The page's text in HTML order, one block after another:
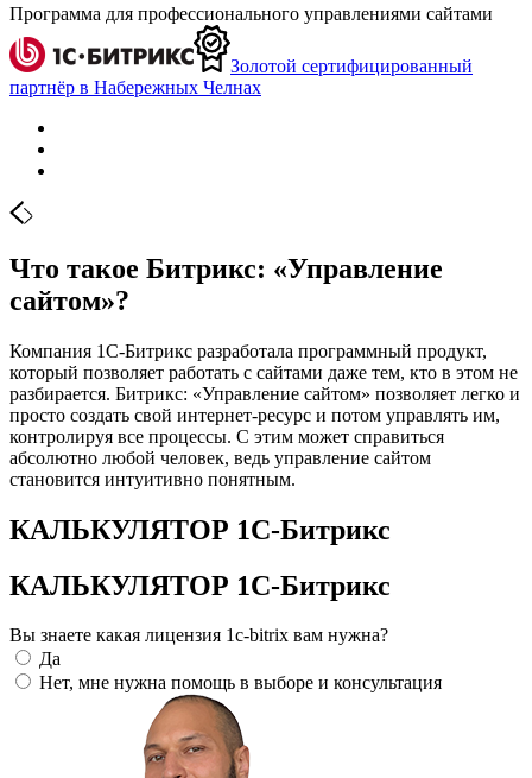
Программа для профессионального управлениями сайтами
Золотой сертифицированный
партнёр в Набережных Челнах
Что такое Битрикс: «Управление
сайтом»?
Компания 1С-Битрикс разработала программный продукт,
который позволяет работать с сайтами даже тем, кто в этом не
разбирается. Битрикс: «Управление сайтом» позволяет легко и
просто создать свой интернет-ресурс и потом управлять им,
контролируя все процессы. С этим может справиться
абсолютно любой человек, ведь управление сайтом
становится интуитивно понятным.
КАЛЬКУЛЯТОР 1С-Битрикс
КАЛЬКУЛЯТОР 1С-Битрикс
Вы знаете какая лицензия 1c-bitrix вам нужна?
Да
Нет, мне нужна помощь в выборе и консультация